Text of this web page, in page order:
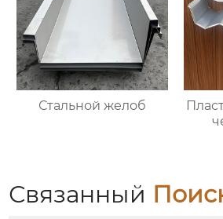
Стальной желоб
Связанный